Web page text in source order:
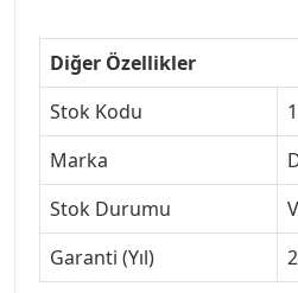
Diğer Özellikler
Stok Kodu
Marka
Stok Durumu
Garanti (Yıl)
2